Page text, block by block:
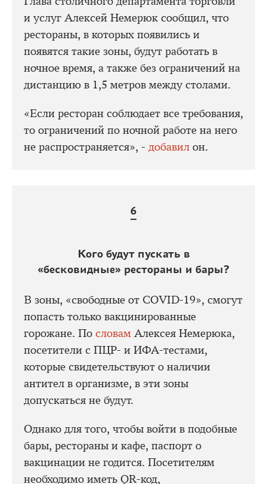
и услуг Алексей Немерюк сообщил, что
рестораны, в которых появились и
появятся такие зоны, будут работать в
ночное время, а также без ограничений на
дистанцию в 1,5 метров между столами.
«Если ресторан соблюдает все требования,
то ограничений по ночной работе на него
не распространяется», - добавил он.
Кого будут пускать в
«бесковидные» рестораны и бары?
В зоны, «свободные от COVID-19», смогут
попасть только вакцинированные
горожане. По словам Алексея Немерюка,
посетители с ПЦР- и ИФА-тестами,
которые свидетельствуют о наличии
антител в организме, в эти зоны
допускаться не будут.
Однако для того, чтобы войти в подобные
бары, рестораны и кафе, паспорт о
вакцинации не годится. Посетителям
необходимо иметь QR-код,